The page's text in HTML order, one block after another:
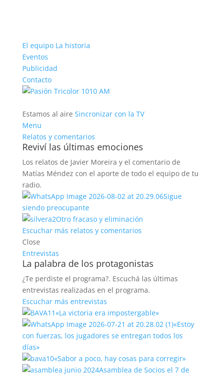
El equipo La historia
Eventos
Publicidad
Contacto
Estamos al aire Sincronizar con la TV
Menu
Relatos y comentarios
Reviví las últimas emociones
Los relatos de Javier Moreira y el comentario de
Matías Méndez con el aporte de todo el equipo de tu
radio.
Sigue
siendo preocupante
Otro fracaso y eliminación
Escuchar más relatos y comentarios
Close
Entrevistas
La palabra de los protagonistas
¿Te perdiste el programa?. Escuchá las últimas
entrevistas realizadas en el programa.
Escuchar más entrevistas
«La victoria era impostergable»
«Estoy
con fuerzas, los jugadores se entregan todos los
días»
«Sabor a poco, hay cosas para corregir»
Asamblea de Socios el 7 de